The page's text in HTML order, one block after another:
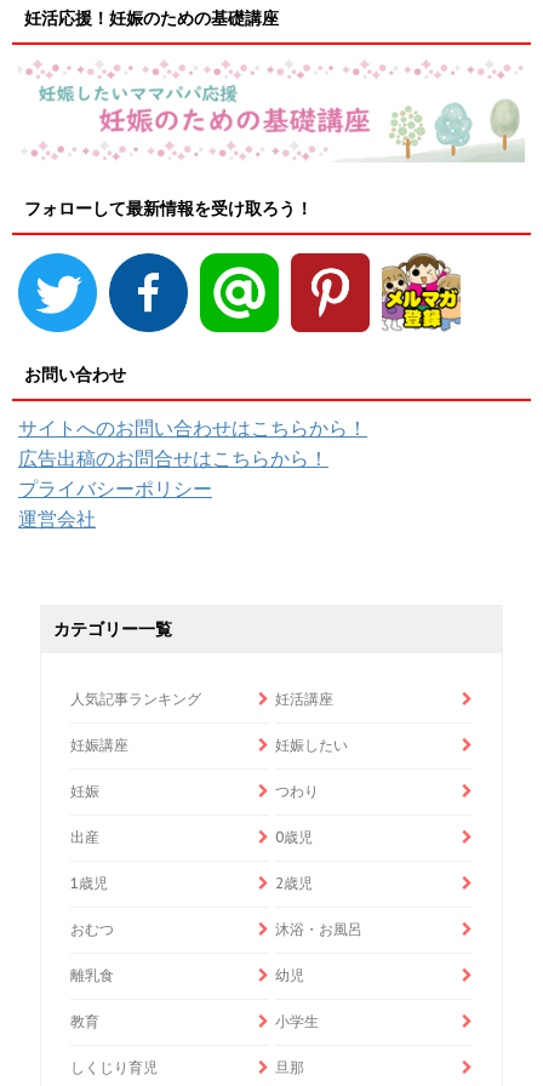
妊活応援！妊娠のための基礎講座
フォローして最新情報を受け取ろう！
お問い合わせ
サイトへのお問い合わせはこちらから！
広告出稿のお問合せはこちらから！
プライバシーポリシー
運営会社
カテゴリー一覧
人気記事ランキング 妊活講座
妊娠講座 妊娠したい
妊娠 つわり
出産 0歳児
1歳児 2歳児
おむつ 沐浴・お風呂
離乳食 幼児
教育 小学生
しくじり育児 旦那